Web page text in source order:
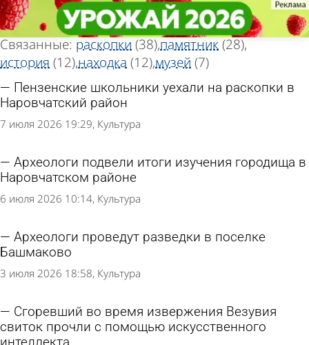
«Археолог»
Тег новостей
Всего найдено 87 новостей
Связанные: раскопки (38)памятник(28)
история (12)находка (12)музей (7)
Пензенские школьники уехали на раскопки в
Наровчатский район
7 июля 2026 19:29 Культура
Археологи подвели итоги изучения городища в
Наровчатском районе
6 июля 2026 10:14 Культура
Археологи проведут разведки в поселке
Башмаково
3 июля 2026 18:58 Культура
Сгоревший во время извержения Везувия
свиток прочли с помощью искусственного
«Археолог»
Тег новостей